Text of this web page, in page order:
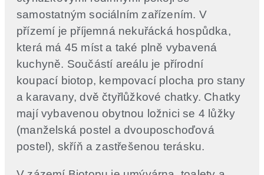
samostatným sociálním zařízením. V
přízemí je příjemná nekuřácká hospůdka,
která má 45 míst a také plně vybavená
kuchyně. Součástí areálu je přírodní
koupací biotop, kempovací plocha pro stany
a karavany, dvě čtyřlůžkové chatky. Chatky
mají vybavenou obytnou ložnici se 4 lůžky
(manželská postel a dvouposchoďová
postel), skříň a zastřešenou terásku.